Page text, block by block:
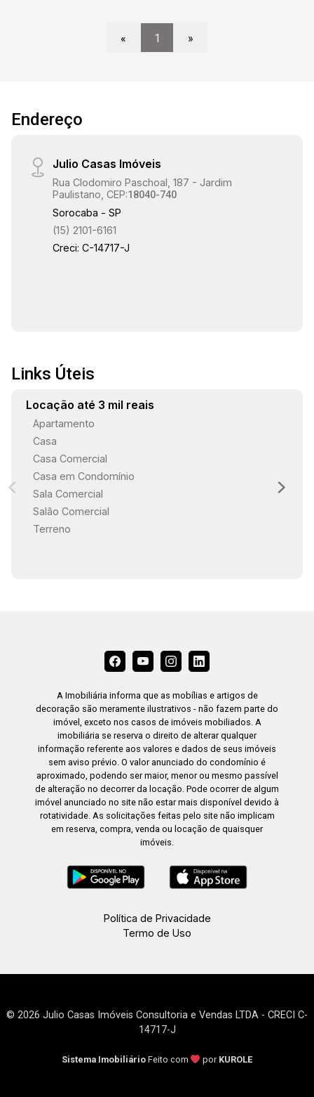
« 1 »
Endereço
Julio Casas Imóveis
Rua Clodomiro Paschoal, 187 - Jardim
Paulistano, CEP:18040-740
Sorocaba - SP
(15) 2101-6161
Creci: C-14717-J
Links Úteis
Locação até 3 mil reais
Apartamento
Casa
Casa Comercial
Casa em Condomínio
Sala Comercial
Salão Comercial
Terreno
A Imobiliária informa que as mobílias e artigos de
decoração são meramente ilustrativos - não fazem parte do
imóvel, exceto nos casos de imóveis mobiliados. A
imobiliária se reserva o direito de alterar qualquer
informação referente aos valores e dados de seus imóveis
sem aviso prévio. O valor anunciado do condomínio é
aproximado, podendo ser maior, menor ou mesmo passível
de alteração no decorrer da locação. Pode ocorrer de algum
imóvel anunciado no site não estar mais disponível devido à
rotatividade. As solicitações feitas pelo site não implicam
em reserva, compra, venda ou locação de quaisquer
imóveis.
Política de Privacidade
Termo de Uso
© 2026 Julio Casas Imóveis Consultoria e Vendas LTDA - CRECI C-
14717-J
Sistema Imobiliário Feito com por KUROLE